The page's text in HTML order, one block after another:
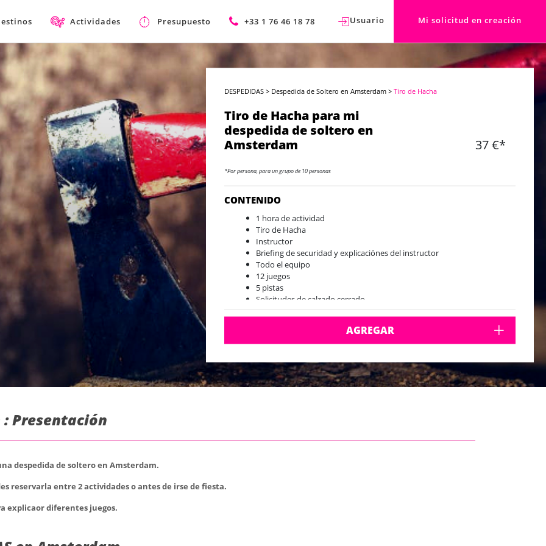
Actividades Presupuesto +33 1 76 46 18 78 Usuario Mi solicitud en creación
DESPEDIDAS > Despedida de Soltero en Amsterdam >Tiro de Hacha
Tiro de Hacha para mi
despedida de soltero en
Amsterdam
37 €*
*Por persona, para un grupo de 10 personas
CONTENIDO
1 hora de actividad
Tiro de Hacha
Instructor
Briefing de securidad y explicaciónes del instructor
Todo el equipo
12 juegos
5 pistas
Solicitudes de calzado cerrado
AGREGAR
Presentación
despedida de soltero en Amsterdam.
reservarla entre 2 actividades o antes de irse de fiesta.
explicaor diferentes juegos.